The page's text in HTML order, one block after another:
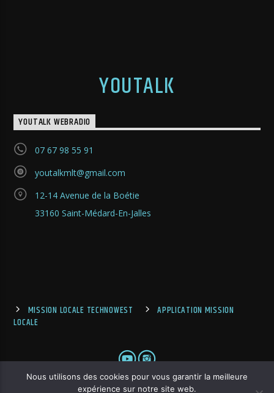
YOUTALK
YOUTALK WEBRADIO
07 67 98 55 91
youtalkmlt@gmail.com
12-14 Avenue de la Boétie
33160 Saint-Médard-En-Jalles
MISSION LOCALE TECHNOWEST
APPLICATION MISSION
LOCALE
Nous utilisons des cookies pour vous garantir la meilleure
expérience sur notre site web.